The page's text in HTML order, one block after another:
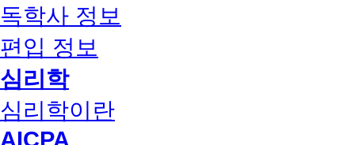
독학사 정보
편입 정보
심리학
심리학이란
AICPA